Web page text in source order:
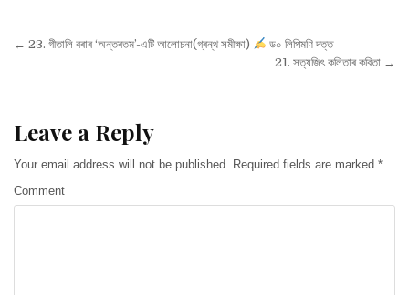
Post
← 23. গীতালি বৰাৰ ‘অন্তৰতম’-এটি আলোচনা(গ্ৰন্থ সমীক্ষা)
ড০ লিপিমণি দত্ত
21. সত্যজিৎ কলিতাৰ কবিতা →
Leave a Reply
Your email address will not be published. Required fields are marked *
Comment